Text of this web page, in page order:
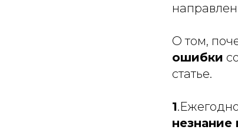
О том,
ошибки
статье.
1